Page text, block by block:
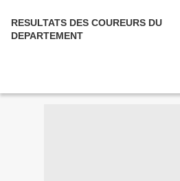
RESULTATS DES COUREURS DU
DEPARTEMENT